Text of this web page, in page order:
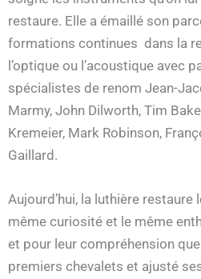
restaure. Elle a émaillé son
formations continues dans la
l’optique ou l’acoustique avec
spécialistes de renom Jean-
Marmy, John Dilworth, Tim
Kremeier, Mark Robinson,
Gaillard.
Aujourd’hui, la luthière
même curiosité et le même
et pour leur compréhension
premiers chevalets et ajusté